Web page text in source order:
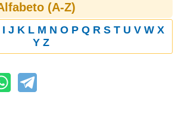
(A-Z)
I J K L M N O P Q R S T U V W X
Y Z